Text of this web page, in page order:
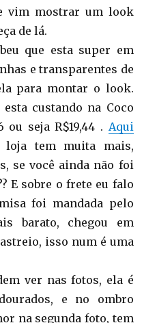
vim mostrar um look
de lá.
que esta super em
e transparentes de
para montar o look.
custando na Coco
ou seja R$19,44 . Aqui
tem muita mais,
se você ainda não foi
E sobre o frete eu falo
foi mandada pelo
barato, chegou em
isso num é uma
ver nas fotos, ela é
e no ombro
na segunda foto, tem